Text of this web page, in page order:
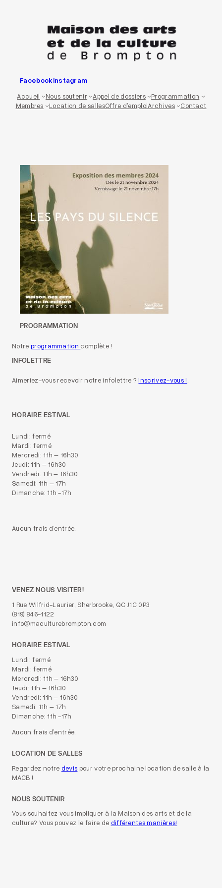
FacebookInstagram
Accueil
Nous soutenir Appel de dossiers
Programmation
Membres
Location de sallesOffre d’emploiArchives Contact
PROGRAMMATION
Notre programmation complète !
INFOLETTRE
Aimeriez-vous recevoir notre infolettre ?Inscrivez-vous !.
HORAIRE ESTIVAL
Lundi: fermé
Mardi: fermé
Mercredi: 11h – 16h30
Jeudi: 11h – 16h30
Vendredi: 11h – 16h30
Samedi: 11h – 17h
Dimanche: 11h -17h
Aucun frais d’entrée.
VENEZ NOUS VISITER!
1 Rue Wilfrid-Laurier, Sherbrooke, QC J1C 0P3
(819) 846-1122
info@maculturebrompton.com
HORAIRE ESTIVAL
Lundi: fermé
Mardi: fermé
Mercredi: 11h – 16h30
Jeudi: 11h – 16h30
Vendredi: 11h – 16h30
Samedi: 11h – 17h
Dimanche: 11h -17h
Aucun frais d’entrée.
LOCATION DE SALLES
Regardez notre devis pour votre prochaine location de salle à la
MACB !
NOUS SOUTENIR
Vous souhaitez vous impliquer à la Maison des arts et de la
culture? Vous pouvez le faire de différentes manières!